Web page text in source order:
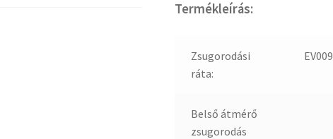
Termékleírás:
Zsugorodási
ráta:
Belső átmérő
zsugorodás